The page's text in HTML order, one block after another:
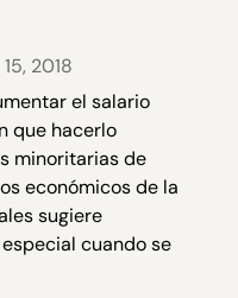
2018
el salario
que hacerlo
minoritarias de
económicos de la
sugiere
cuando se